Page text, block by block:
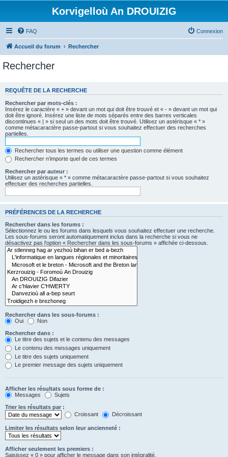
Korvigelloù An DROUIZIG
FAQ Connexion
Accueil du forum Rechercher
Rechercher
REQUÊTE DE LA RECHERCHE
Rechercher par mots-clés :
Insérez le caractère « + » devant un mot qui doit être trouvé et « - » devant un mot qui
doit être ignoré. Insérez une liste de mots séparés entre des barres verticales
discontinues « | » si seul un des mots doit être trouvé. Utilisez un astérisque « * »
comme métacaractère passe-partout si vous souhaitez effectuer des recherches
partielles.
Rechercher tous les termes ou utiliser une question comme élément
Rechercher n’importe quel de ces termes
Rechercher par auteur :
Utilisez un astérisque « * » comme métacaractère passe-partout si vous souhaitez
effectuer des recherches partielles.
PRÉFÉRENCES DE LA RECHERCHE
Rechercher dans les forums :
Sélectionnez le ou les forums dans lesquels vous souhaitez effectuer une recherche.
Les sous-forums seront automatiquement inclus dans la recherche si vous ne
désactivez pas l’option « Rechercher dans les sous-forums » affichée ci-dessous.
Rechercher dans les sous-forums :
Oui
Non
Rechercher dans :
Le titre des sujets et le contenu des messages
Le contenu des messages uniquement
Le titre des sujets uniquement
Le premier message des sujets uniquement
Afficher les résultats sous forme de :
Messages
Sujets
Trier les résultats par :
Croissant
Décroissant
Limiter les résultats selon leur ancienneté :
Afficher seulement les premiers :
Saisissez « 0 » pour afficher le message dans son intégralité.